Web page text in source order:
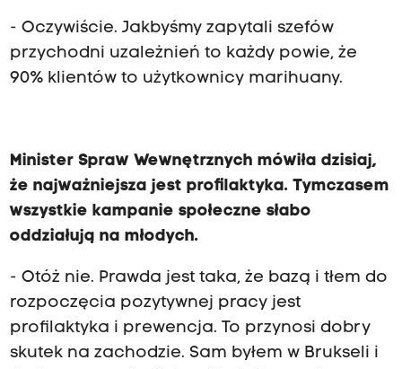
- Oczywiście. Jakbyśmy zapytali szefów
przychodni uzależnień to każdy powie, że
90% klientów to użytkownicy marihuany.
Minister Spraw Wewnętrznych mówiła dzisiaj,
że najważniejsza jest profilaktyka. Tymczasem
wszystkie kampanie społeczne słabo
oddziałują na młodych.
- Otóż nie. Prawda jest taka, że bazą i tłem do
rozpoczęcia pozytywnej pracy jest
profilaktyka i prewencja. To przynosi dobry
skutek na zachodzie. Sam byłem w Brukseli i